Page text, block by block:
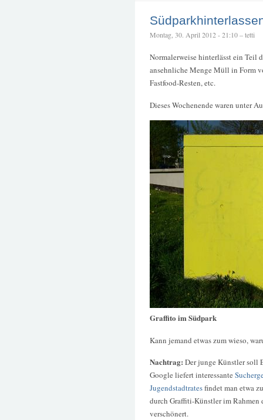
Montag, 30. April 2012 - 21:10 – tetti
Normalerweise hinterlässt ein Teil
ansehnliche Menge Müll in Form
Fastfood-Resten, etc.
Dieses Wochenende waren unter
Graffito im Südpark
Kann jemand etwas zum wieso,
Nachtrag: Der junge Künstler soll
Google liefert interessante
Jugendstadtratesfindet man etwa
durch Graffiti-Künstler im Rahmen
verschönert.